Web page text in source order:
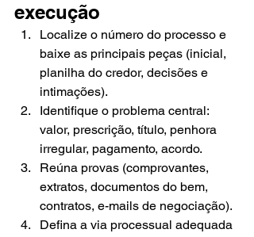
execução
Localize o número do processo e
baixe as principais peças (inicial,
planilha do credor, decisões e
intimações).
Identifique o problema central:
valor, prescrição, título, penhora
irregular, pagamento, acordo.
Reúna provas (comprovantes,
extratos, documentos do bem,
contratos, e-mails de negociação).
Defina a via processual adequada